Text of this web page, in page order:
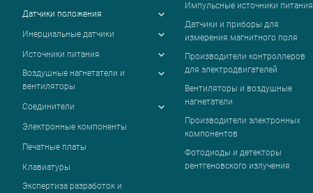
Датчики положения
Инерциальные датчики
Источники питания
Воздушные нагнетатели и
вентиляторы
Соединители
Электронные компоненты
Печатные платы
Клавиатуры
Экспертиза разработок и
Импульсные источники питания
Датчики и приборы для
измерения магнитного поля
Производители контроллеров
для электродвигателей
Вентиляторы и воздушные
нагнетатели
Производители электронных
компонентов
Фотодиоды и детекторы
рентгеновского излучения